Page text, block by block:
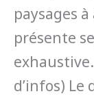
paysages
présente
d’infos)